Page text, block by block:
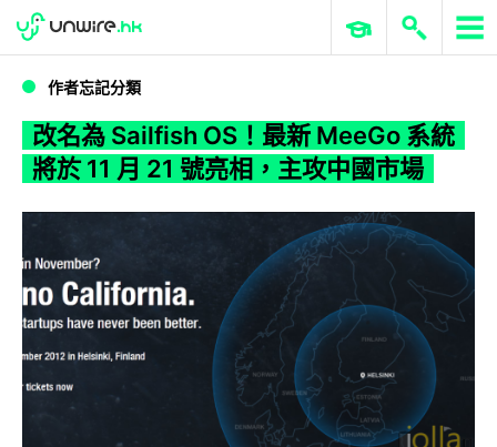
WWDC 2026 ERP 與商業 AI
作者忘記分類
改名為 Sailfish OS！最新 MeeGo 系統
將於 11 月 21 號亮相，主攻中國市場